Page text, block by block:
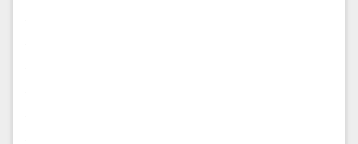
.
.
.
.
.
.